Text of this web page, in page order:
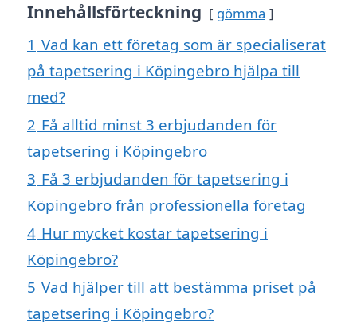
Innehållsförteckning gömma
1 Vad kan ett företag som är specialiserat
på tapetsering i Köpingebro hjälpa till
med?
2 Få alltid minst 3 erbjudanden för
tapetsering i Köpingebro
3 Få 3 erbjudanden för tapetsering i
Köpingebro från professionella företag
4 Hur mycket kostar tapetsering i
Köpingebro?
5 Vad hjälper till att bestämma priset på
tapetsering i Köpingebro?